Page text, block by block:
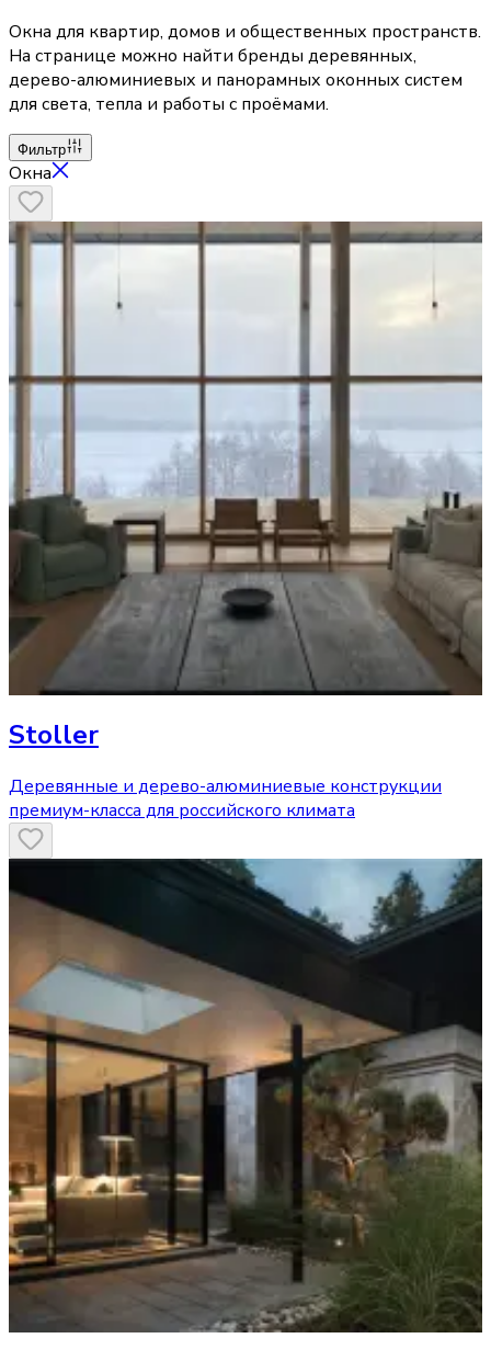
Окна для квартир, домов и общественных пространств.
На странице можно найти бренды деревянных,
дерево-алюминиевых и панорамных оконных систем
для света, тепла и работы с проёмами.
Фильтр
Окна
Stoller
Деревянные и дерево-алюминиевые конструкции
премиум-класса для российского климата